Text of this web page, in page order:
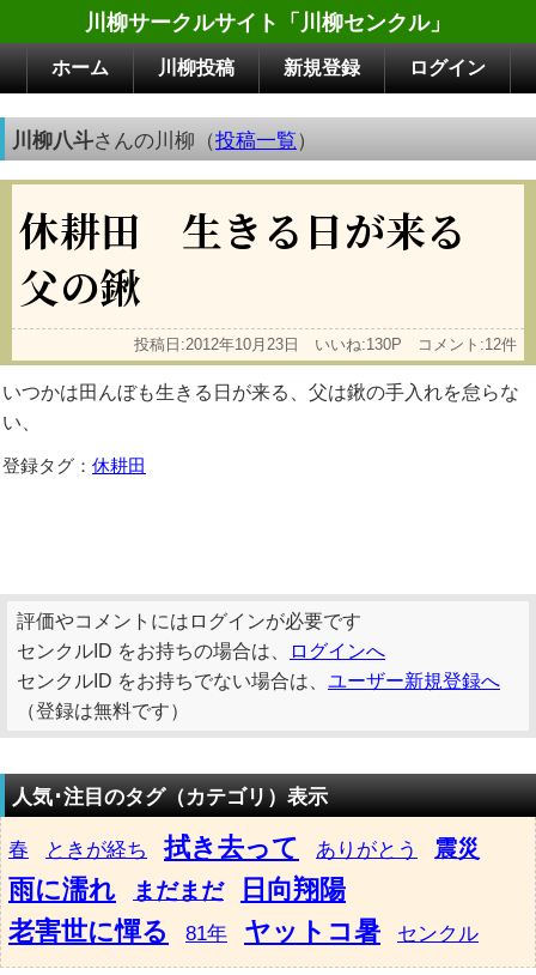
川柳サークルサイト「川柳センクル」
ホーム 川柳投稿 新規登録 ログイン
川柳八斗さんの川柳（投稿一覧）
休耕田 生きる日が来る
父の鍬
投稿日:2012年10月23日 いいね:130P コメント:12件
いつかは田んぼも生きる日が来る、父は鍬の手入れを怠らな
い、
登録タグ： 休耕田
評価やコメントにはログインが必要です
センクルID をお持ちの場合は、
ログインへ
センクルID をお持ちでない場合は、 ユーザー新規登録へ
（登録は無料です）
人気･注目のタグ（カテゴリ）表示
春 ときが経ち 拭き去って ありがとう 震災
雨に濡れ まだまだ
日向翔陽
老害世に憚る
81年 ヤットコ暑 センクル